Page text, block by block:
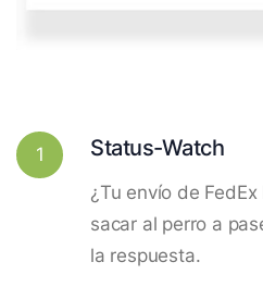
1 Status-Watch
¿Tu envío de
sacar al perro a
la respuesta.